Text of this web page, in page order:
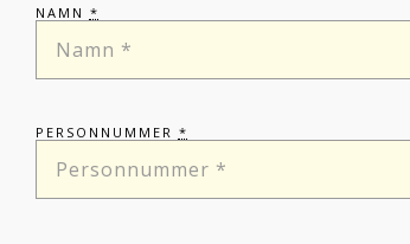
NAMN *
PERSONNUMMER *